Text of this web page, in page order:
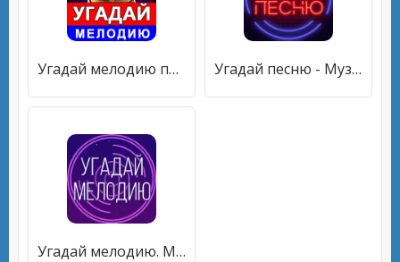
Угадай мелодию песню 2024 [МОД Бесконечные монеты] APK Android Угадай песню - Муз. викторина [МОД Все открыто] APK Android
Угадай мелодию. Муз. викторина [МОД Много денег] APK Android